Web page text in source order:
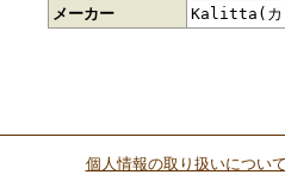
メーカー
Kalitta(カ
個人情報の取り扱いについて